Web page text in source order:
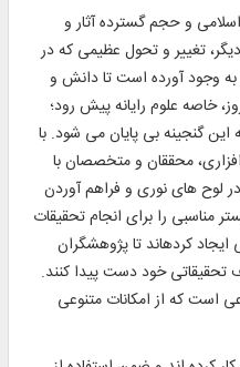
و حجم گسترده آثار و
تغيير و تحول عظيمى كه در
به وجود آورده است تا دانش و
خاصه علوم رايانه پيش رود؛
گنجينه بى پايان مى ‏شود. با
محققان و متخصصان با
لوح‏ هاى نورى و فراهم آوردن
مناسبى را براى انجام تحقيقات
كرده‏اند تا پژوهشگران
تحقيقاتى خود دست پيدا كنند.
است كه از امكانات متنوعى